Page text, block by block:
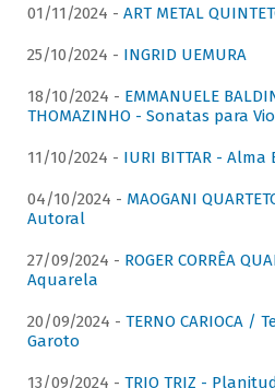
01/11/2024 - ART METAL
25/10/2024 - INGRID UEMURA
18/10/2024 - EMMANUELE
THOMAZINHO - Sonatas para
11/10/2024 - IURI BITTAR - Alma
04/10/2024 - MAOGANI
Autoral
27/09/2024 - ROGER CORRÊA
Aquarela
20/09/2024 - TERNO CARIOCA /
Garoto
13/09/2024 - TRIO TRIZ -